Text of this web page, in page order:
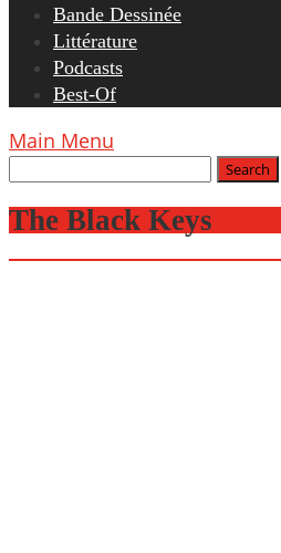
Bande Dessinée
Littérature
Podcasts
Best-Of
Main Menu
The Black Keys